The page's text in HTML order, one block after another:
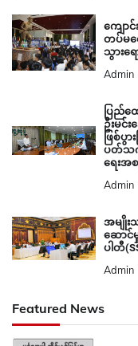
ကျောင်
တပ်မတ
သွားရ
Admin
ပြည်ထ
ဦးမင်
ဖြစ်ပွာ
ပတ်သ
ရေးအ
Admin
အမျိုး
ဆောင်
ပါတီ
Admin
Featured News